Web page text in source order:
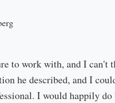
to work with, and I
he described, and I
I would happily